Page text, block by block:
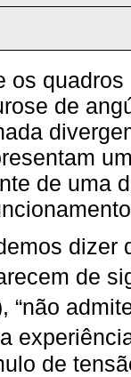
os
de
de uma
dizer
de
“não
de